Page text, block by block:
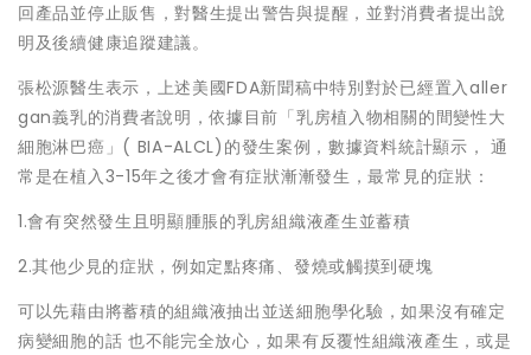
回產品並停止販售，對醫生提出警告與提醒，並對消費者提出說
明及後續健康追蹤建議。
張松源醫生表示，上述美國FDA新聞稿中特別對於已經置入aller
gan義乳的消費者說明，依據目前「乳房植入物相關的間變性大
細胞淋巴癌」( BIA-ALCL)的發生案例，數據資料統計顯示， 通
常是在植入3-15年之後才會有症狀漸漸發生，最常見的症狀：
1.會有突然發生且明顯腫脹的乳房組織液產生並蓄積
2.其他少見的症狀，例如定點疼痛、發燒或觸摸到硬塊
可以先藉由將蓄積的組織液抽出並送細胞學化驗，如果沒有確定
病變細胞的話 也不能完全放心，如果有反覆性組織液產生，或是